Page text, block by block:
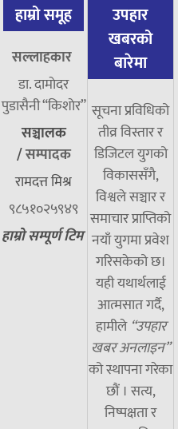
हाम्रो समूह
सल्लाहकार
डा. दामाेदर
पुडासैनी “किशाेर”
सञ्चालक
/सम्पादक
रामदत्त मिश्र
९८५१०२५९४९
हाम्रो सम्पूर्ण टिम
उपहार
खबरको
बारेमा
सूचना प्रविधिको
तीव्र विस्तार र
डिजिटल युगको
विकाससँगै,
विश्वले सञ्चार र
समाचार प्राप्तिको
नयाँ युगमा प्रवेश
गरिसकेको छ।
यही यथार्थलाई
आत्मसात गर्दै,
हामीले “उपहार
खबर अनलाइन”
को स्थापना गरेका
छौं । सत्य,
निष्पक्षता र